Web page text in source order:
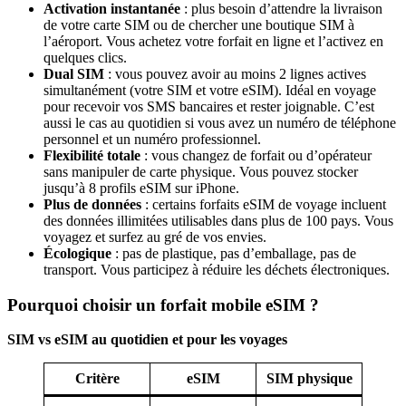
Activation instantanée : plus besoin d’attendre la livraison
de votre carte SIM ou de chercher une boutique SIM à
l’aéroport. Vous achetez votre forfait en ligne et l’activez en
quelques clics.
Dual SIM : vous pouvez avoir au moins 2 lignes actives
simultanément (votre SIM et votre eSIM). Idéal en voyage
pour recevoir vos SMS bancaires et rester joignable. C’est
aussi le cas au quotidien si vous avez un numéro de téléphone
personnel et un numéro professionnel.
Flexibilité totale : vous changez de forfait ou d’opérateur
sans manipuler de carte physique. Vous pouvez stocker
jusqu’à 8 profils eSIM sur iPhone.
Plus de données : certains forfaits eSIM de voyage incluent
des données illimitées utilisables dans plus de 100 pays. Vous
voyagez et surfez au gré de vos envies.
Écologique : pas de plastique, pas d’emballage, pas de
transport. Vous participez à réduire les déchets électroniques.
Pourquoi choisir un forfait mobile eSIM ?
SIM vs eSIM au quotidien et pour les voyages
Critère eSIM SIM physique